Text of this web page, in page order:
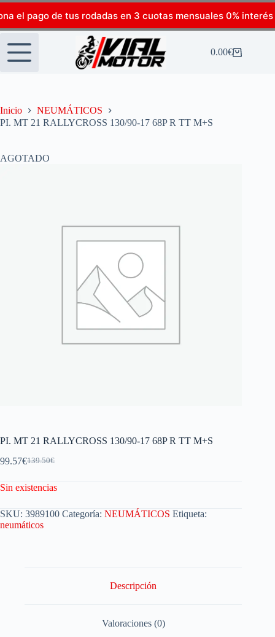
el pago de tus rodadas en 3 cuotas mensuales 0% interés
0.00€
Inicio
NEUMÁTICOS
PI. MT 21 RALLYCROSS 130/90-17 68P R TT M+S
AGOTADO
PI. MT 21 RALLYCROSS 130/90-17 68P R TT M+S
139.50€
99.57€
Sin existencias
SKU: 3989100 Categoría: NEUMÁTICOS Etiqueta:
neumáticos
Descripción
Valoraciones (0)